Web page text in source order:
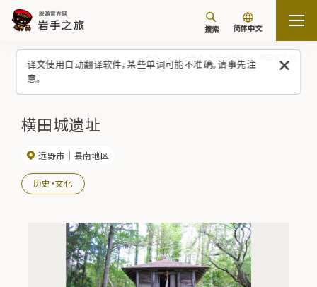
译文使用自动翻译软件，某些单词可能不准确。请事先注
意。
搜索 简体中文
横田城遗址
远野市 县南地区
历史・文化